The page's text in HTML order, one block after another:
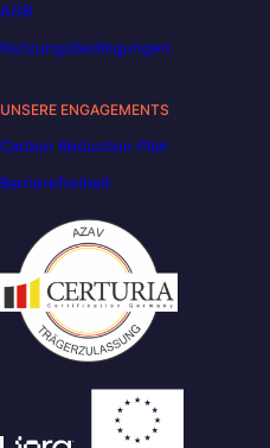
AGB
Nutzungsbedingungen
UNSERE ENGAGEMENTS
Carbon Reduction Plan
Barrierefreiheit